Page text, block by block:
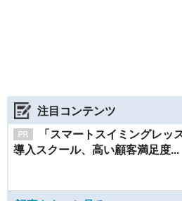
注目コンテンツ
「スマートスイミングレッ
導入スクール、高い顧客満足度...